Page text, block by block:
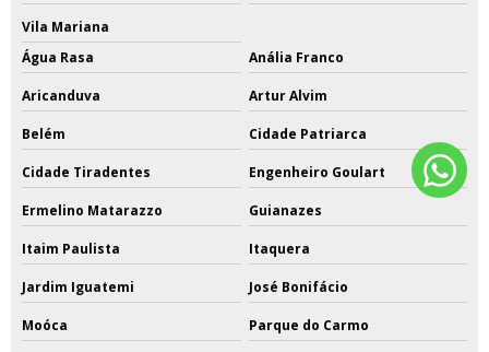
Vila Mariana
Água Rasa
Anália Franco
Aricanduva Artur Alvim
Belém Cidade Patriarca
Cidade Tiradentes Engenheiro Goulart
Ermelino Matarazzo Guianazes
Itaim Paulista Itaquera
Jardim Iguatemi José Bonifácio
Moóca Parque do Carmo